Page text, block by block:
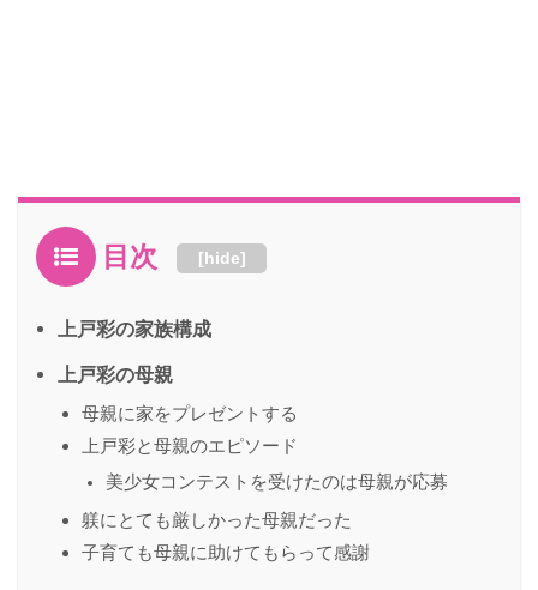
目次 [hide]
上戸彩の家族構成
上戸彩の母親
母親に家をプレゼントする
上戸彩と母親のエピソード
美少女コンテストを受けたのは母親が応募
躾にとても厳しかった母親だった
子育ても母親に助けてもらって感謝